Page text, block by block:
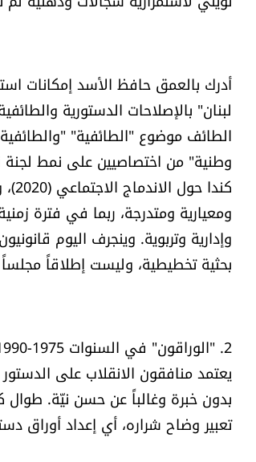
أدرك بالعمق حافظ الأسد إمكانات
لبنان" بالإصلاحات الدستورية
ومعيارية ومتدرجة، ربما في فترة
وإدارية وتربوية. وينجرف اليوم
بحثية تخطيطية، وليست إطلاقاً مجلساً
يعتمد منافقون الانقلاب على
بدون خبرة وغالباً عن حسن نيّة.
تعبير وضاح شراره، أي إعداد أوراق